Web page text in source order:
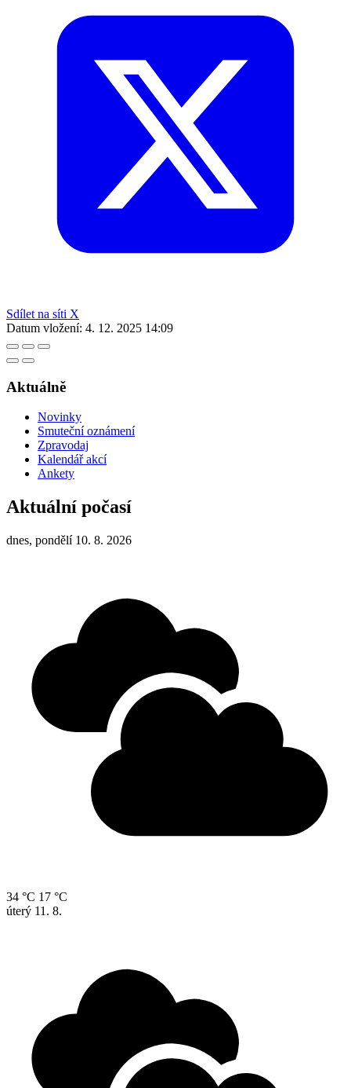
Sdílet na síti X
Datum vložení: 4. 12. 2025 14:09
Aktuálně
Novinky
Smuteční oznámení
Zpravodaj
Kalendář akcí
Ankety
Aktuální počasí
dnes, pondělí 10. 8. 2026
34 °C 17 °C
úterý 11. 8.